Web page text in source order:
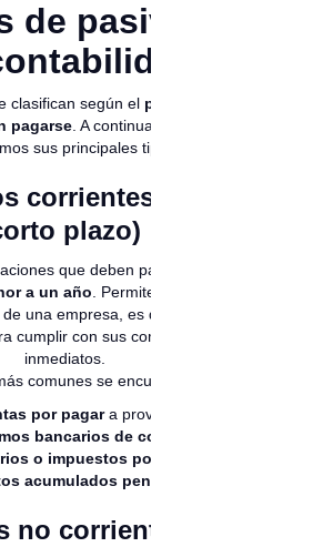
de pasivos
clasifican según el plazo en el
pagarse. A continuación, te
sus principales tipos:
corrientes (o a
plazo)
que deben pagarse en
a un año . Permiten evaluar
una empresa, es decir, su
cumplir con sus compromisos
inmediatos.
comunes se encuentran:
por pagara proveedores
bancarios de corto plazo
o impuestos por pagar
acumulados pendientes
no corrientes (o